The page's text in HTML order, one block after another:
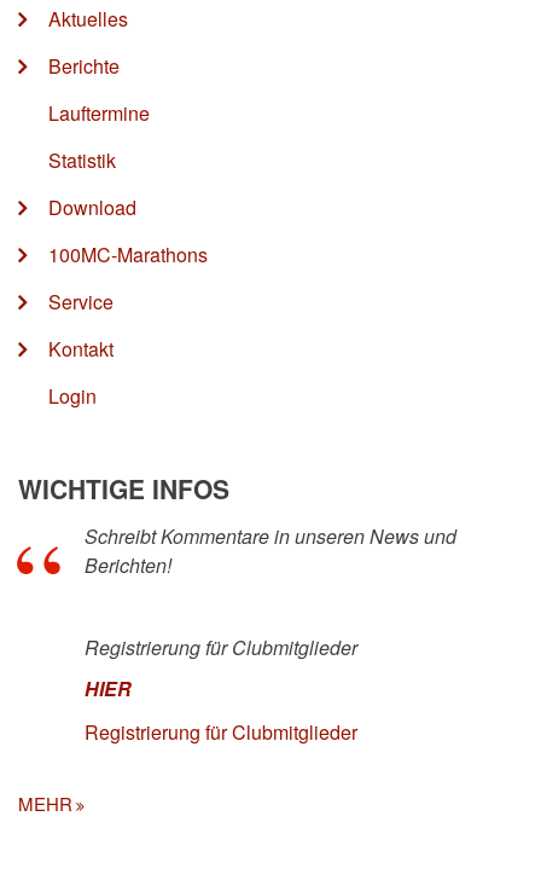
Aktuelles
Berichte
Lauftermine
Statistik
Download
100MC-Marathons
Service
Kontakt
Login
WICHTIGE INFOS
Schreibt Kommentare in unseren News und
Berichten!
Registrierung für Clubmitglieder
HIER
Registrierung für Clubmitglieder
MEHR